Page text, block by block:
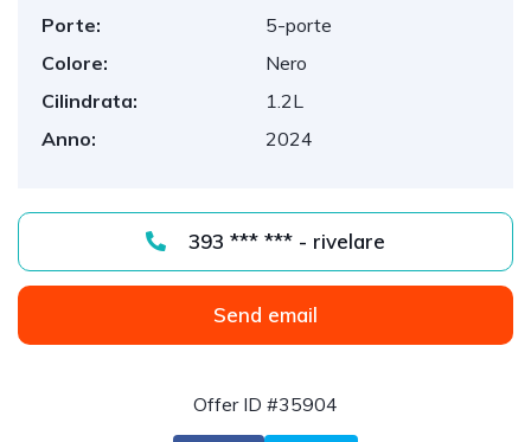
Porte:
5-porte
Colore:
Nero
Cilindrata:
1.2L
Anno:
2024
393 *** *** - rivelare
Send email
Offer ID #35904